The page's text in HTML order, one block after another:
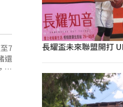
7
還
但
長耀盃未來聯盟開打